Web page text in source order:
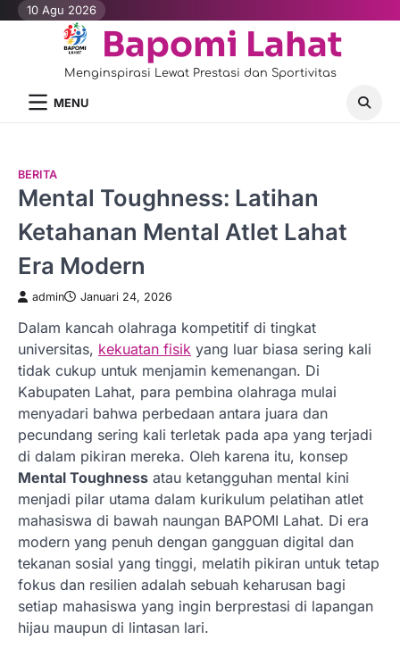
Skip10 Agu 2026
Bapomi Lahat
Menginspirasi Lewat Prestasi dan Sportivitas
MENU
BERITA
Mental Toughness: Latihan
Ketahanan Mental Atlet Lahat
Era Modern
admin Januari 24, 2026
Dalam kancah olahraga kompetitif di tingkat
universitas, kekuatan fisik yang luar biasa sering kali
tidak cukup untuk menjamin kemenangan. Di
Kabupaten Lahat, para pembina olahraga mulai
menyadari bahwa perbedaan antara juara dan
pecundang sering kali terletak pada apa yang terjadi
di dalam pikiran mereka. Oleh karena itu, konsep
Mental Toughness atau ketangguhan mental kini
menjadi pilar utama dalam kurikulum pelatihan atlet
mahasiswa di bawah naungan BAPOMI Lahat. Di era
modern yang penuh dengan gangguan digital dan
tekanan sosial yang tinggi, melatih pikiran untuk tetap
fokus dan resilien adalah sebuah keharusan bagi
setiap mahasiswa yang ingin berprestasi di lapangan
hijau maupun di lintasan lari.